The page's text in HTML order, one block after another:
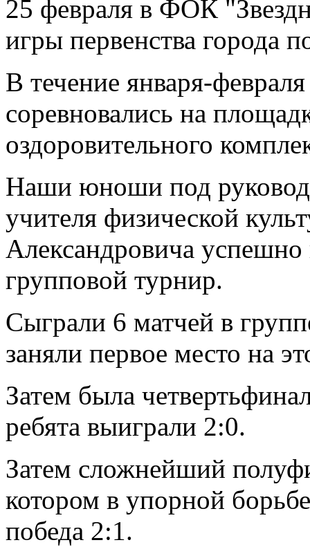
25 февраля в ФОК
игры первенства города
В течение января-
соревновались на
оздоровительного
Наши юноши под
учителя физической
Александровича
групповой турнир.
Сыграли 6 матчей в
заняли первое место на
Затем была
ребята выиграли 2:0.
Затем сложнейший
котором в упорной
победа 2:1.